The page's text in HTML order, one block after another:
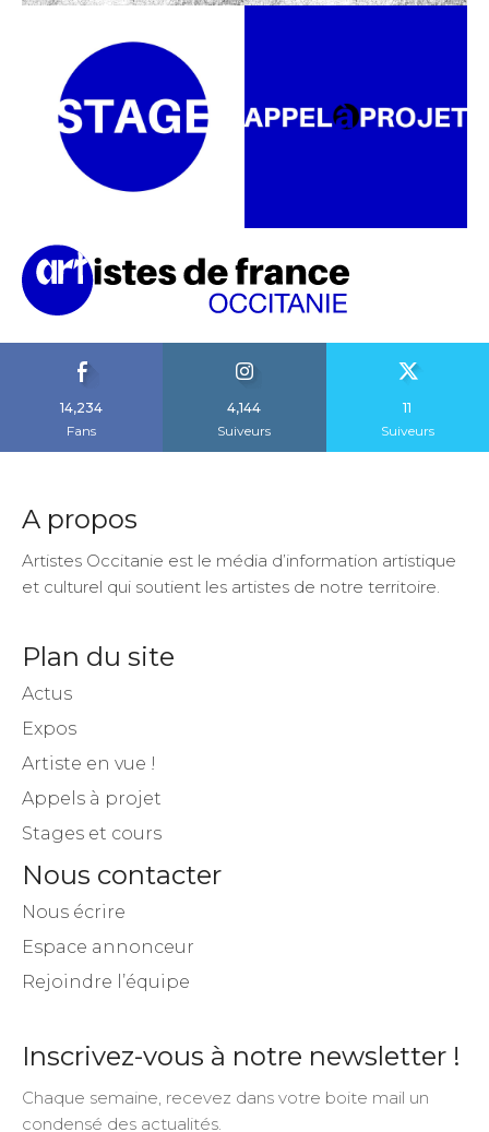
14,234
Fans
4,144
Suiveurs
11
Suiveurs
A propos
Artistes Occitanie est le média d’information artistique
et culturel qui soutient les artistes de notre territoire.
Plan du site
Actus
Expos
Artiste en vue !
Appels à projet
Stages et cours
Nous contacter
Nous écrire
Espace annonceur
Rejoindre l’équipe
Inscrivez-vous à notre newsletter !
Chaque semaine, recevez dans votre boite mail un
condensé des actualités.